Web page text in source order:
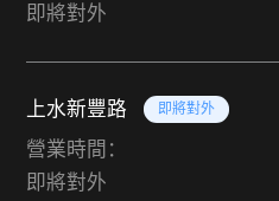
即將對外
上水新豐路 即將對外
營業時間：
即將對外